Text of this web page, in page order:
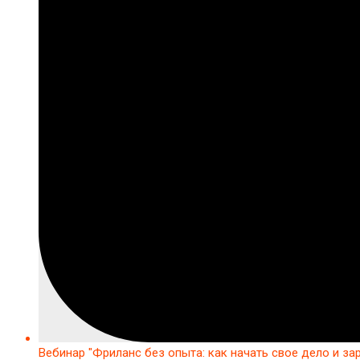
Вебинар "Фриланс без опыта: как начать свое дело и